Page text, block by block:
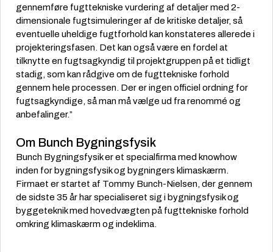
gennemføre fugttekniske vurdering af detaljer med 2-
dimensionale fugtsimuleringer af de kritiske detaljer, så
eventuelle uheldige fugtforhold kan konstateres allerede i
projekteringsfasen. Det kan også være en fordel at
tilknytte en fugtsagkyndig til projektgruppen på et tidligt
stadig, som kan rådgive om de fugttekniske forhold
gennem hele processen. Der er ingen officiel ordning for
fugtsagkyndige, så man må vælge ud fra renommé og
anbefalinger.”
Om Bunch Bygningsfysik
Bunch Bygningsfysik er et specialfirma med knowhow
inden for bygningsfysik og bygningers klimaskærm.
Firmaet er startet af Tommy Bunch-Nielsen, der gennem
de sidste 35 år har specialiseret sig i bygningsfysik og
byggeteknik med hovedvægten på fugttekniske forhold
omkring klimaskærm og indeklima.